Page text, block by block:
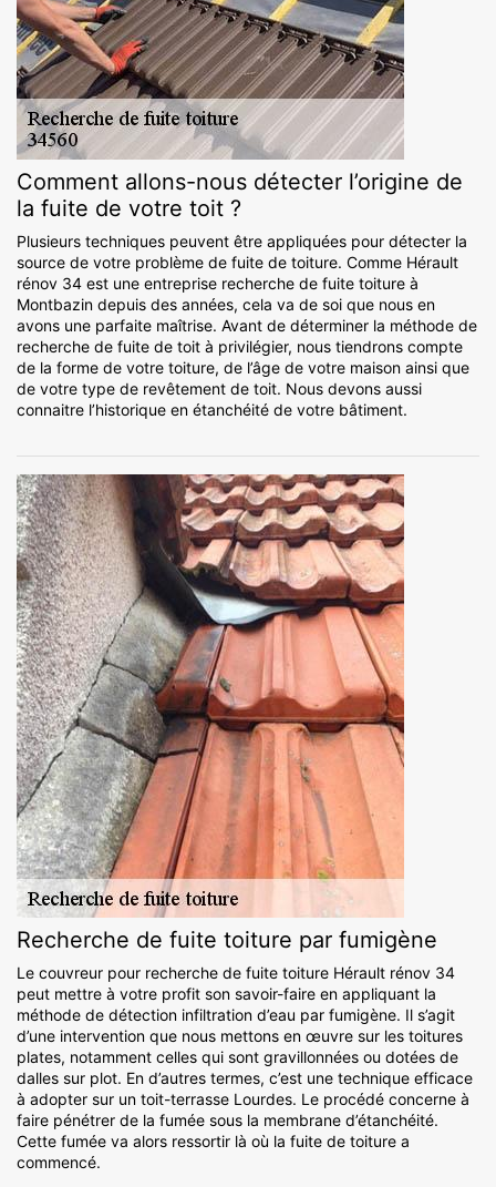
Comment allons-nous détecter l’origine de
la fuite de votre toit ?
Plusieurs techniques peuvent être appliquées pour détecter la
source de votre problème de fuite de toiture. Comme Hérault
rénov 34 est une entreprise recherche de fuite toiture à
Montbazin depuis des années, cela va de soi que nous en
avons une parfaite maîtrise. Avant de déterminer la méthode de
recherche de fuite de toit à privilégier, nous tiendrons compte
de la forme de votre toiture, de l’âge de votre maison ainsi que
de votre type de revêtement de toit. Nous devons aussi
connaitre l’historique en étanchéité de votre bâtiment.
Recherche de fuite toiture par fumigène
Le couvreur pour recherche de fuite toiture Hérault rénov 34
peut mettre à votre profit son savoir-faire en appliquant la
méthode de détection infiltration d’eau par fumigène. Il s’agit
d’une intervention que nous mettons en œuvre sur les toitures
plates, notamment celles qui sont gravillonnées ou dotées de
dalles sur plot. En d’autres termes, c’est une technique efficace
à adopter sur un toit-terrasse Lourdes. Le procédé concerne à
faire pénétrer de la fumée sous la membrane d’étanchéité.
Cette fumée va alors ressortir là où la fuite de toiture a
commencé.